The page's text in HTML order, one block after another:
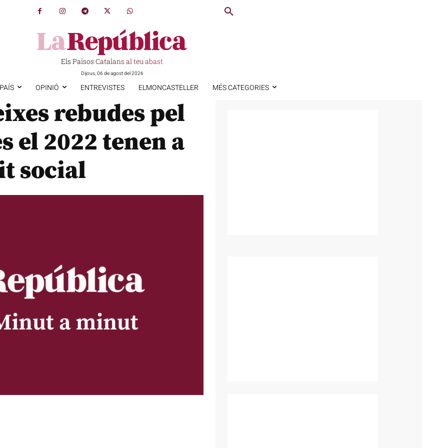
Els Països Catalans al teu abast
Dijous, 06 de agost del 2026
OPINIÓ ENTREVISTES ELMONCASTELLER MÉS CATEGORIES
rebudes pel
el 2022 tenen a
social